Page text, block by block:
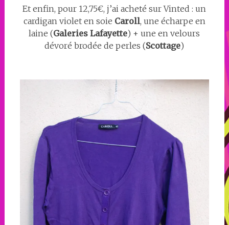
Et enfin, pour 12,75€, j’ai acheté sur Vinted : un
cardigan violet en soie Caroll, une écharpe en
laine (Galeries Lafayette) + une en velours
dévoré brodée de perles (Scottage)